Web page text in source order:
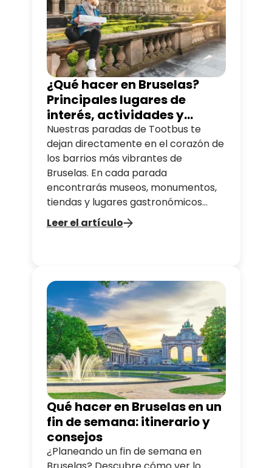
¿Qué hacer en Bruselas?
Principales lugares de
interés, actividades y
consejos locales
Nuestras paradas de Tootbus te
dejan directamente en el corazón de
los barrios más vibrantes de
Bruselas. En cada parada
encontrarás museos, monumentos,
tiendas y lugares gastronómicos
esperando a ser descubiertos.
Leer el artículo
Qué hacer en Bruselas en un
fin de semana: itinerario y
consejos
¿Planeando un fin de semana en